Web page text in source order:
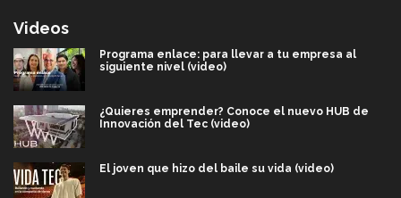
Videos
Programa enlace: para llevar a tu empresa al
siguiente nivel (video)
¿Quieres emprender? Conoce el nuevo HUB de
Innovación del Tec (video)
El joven que hizo del baile su vida (video)